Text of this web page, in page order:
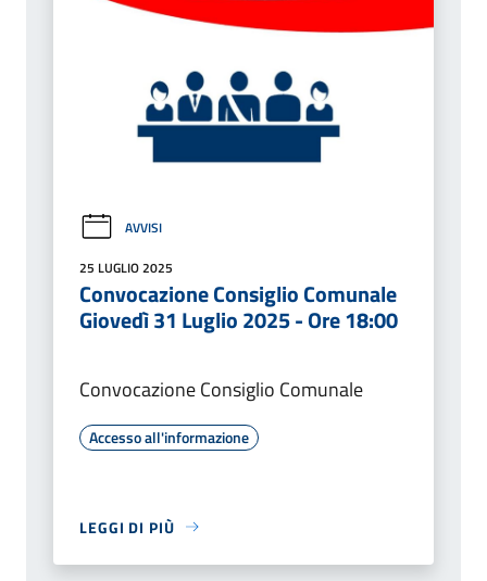
AVVISI
25 LUGLIO 2025
Convocazione Consiglio Comunale
Giovedì 31 Luglio 2025 - Ore 18:00
Convocazione Consiglio Comunale
Accesso all'informazione
LEGGI DI PIÙ